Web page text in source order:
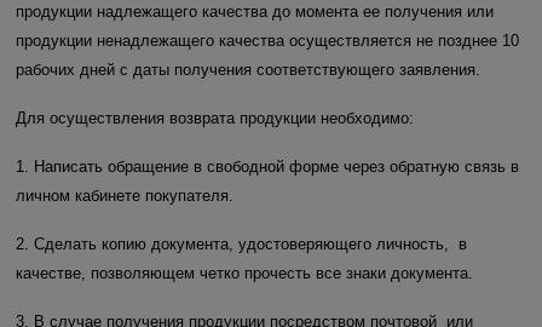
продукции надлежащего качества до момента ее получения или
продукции ненадлежащего качества осуществляется не позднее 10
рабочих дней с даты получения соответствующего заявления.
Для осуществления возврата продукции необходимо:
1. Написать обращение в свободной форме через обратную связь в
личном кабинете покупателя.
2. Сделать копию документа, удостоверяющего личность, в
качестве, позволяющем четко прочесть все знаки документа.
3. В случае получения продукции посредством почтовой или